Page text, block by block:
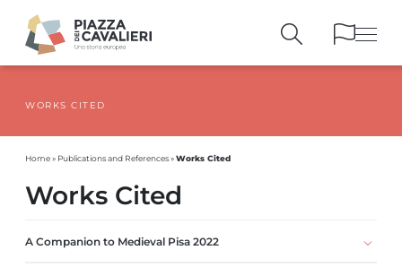
PUBLICATIONSAND REFERENCES
WORKS CITED
Home» Publications and References»Works Cited
Works Cited
A Companion to Medieval Pisa 2022